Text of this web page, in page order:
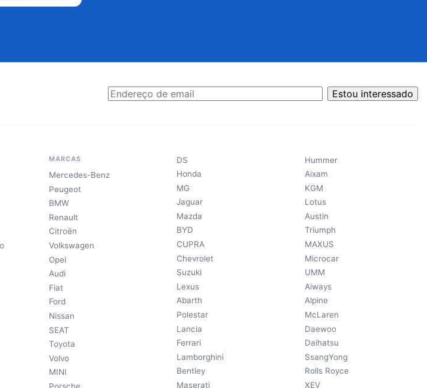
Estou interessado
MARCAS
Mercedes-Benz
Peugeot
BMW
Renault
Citroën
Volkswagen
Opel
Audi
Fiat
Ford
Nissan
SEAT
Toyota
Volvo
MINI
DS
Honda
MG
Jaguar
Mazda
BYD
CUPRA
Chevrolet
Suzuki
Lexus
Abarth
Polestar
Lancia
Ferrari
Lamborghini
Bentley
Maserati
Hummer
Aixam
KGM
Lotus
Austin
Triumph
MAXUS
Microcar
UMM
Aiways
Alpine
McLaren
Daewoo
Daihatsu
SsangYong
Rolls Royce
XEV